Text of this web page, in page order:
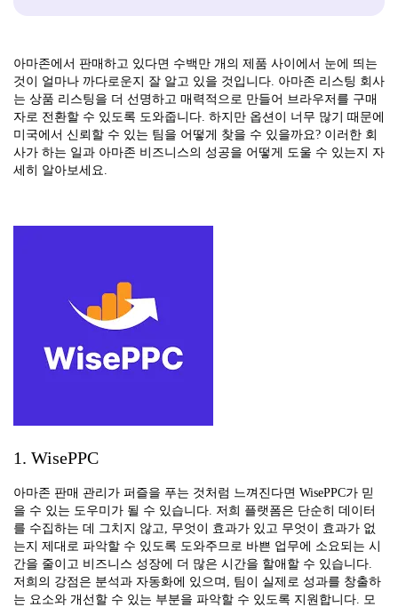
아마존에서 판매하고 있다면 수백만 개의 제품 사이에서 눈에 띄는
것이 얼마나 까다로운지 잘 알고 있을 것입니다. 아마존 리스팅 회사
는 상품 리스팅을 더 선명하고 매력적으로 만들어 브라우저를 구매
자로 전환할 수 있도록 도와줍니다. 하지만 옵션이 너무 많기 때문에
미국에서 신뢰할 수 있는 팀을 어떻게 찾을 수 있을까요? 이러한 회
사가 하는 일과 아마존 비즈니스의 성공을 어떻게 도울 수 있는지 자
세히 알아보세요.
1. WisePPC
아마존 판매 관리가 퍼즐을 푸는 것처럼 느껴진다면 WisePPC가 믿
을 수 있는 도우미가 될 수 있습니다. 저희 플랫폼은 단순히 데이터
를 수집하는 데 그치지 않고, 무엇이 효과가 있고 무엇이 효과가 없
는지 제대로 파악할 수 있도록 도와주므로 바쁜 업무에 소요되는 시
간을 줄이고 비즈니스 성장에 더 많은 시간을 할애할 수 있습니다.
저희의 강점은 분석과 자동화에 있으며, 팀이 실제로 성과를 창출하
는 요소와 개선할 수 있는 부분을 파악할 수 있도록 지원합니다. 모